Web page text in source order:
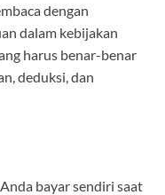
dengan
dalam kebijakan
harus benar-benar
deduksi, dan
bayar sendiri saat